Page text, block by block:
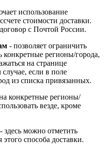
использование
стоимости доставки.
с Почтой России.
- позволяет ограничить
конкретные регионы/города,
на странице
если в поле
из списка привязанных.
конкретные регионы/
везде, кроме
- здесь можно отметить
способа доставки.